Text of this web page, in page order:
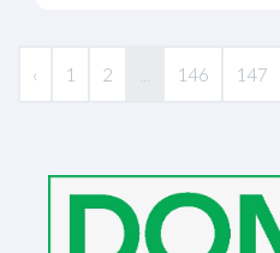
‹ 1 2 146 147